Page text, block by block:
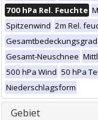
700 hPa Rel. Feuchte
Spitzenwind 2m Rel.
Gesamtbedeckungsgrad
Gesamt-Neuschnee
500 hPa Wind 50 hPa
Niederschlagsform
Gebiet